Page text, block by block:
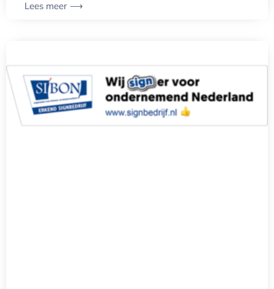
Lees meer ⟶